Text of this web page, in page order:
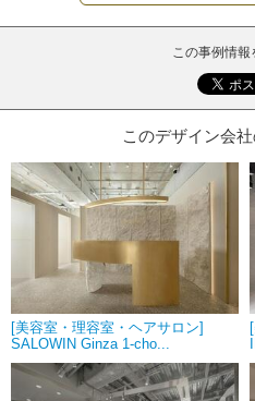
この事例情
このデザイン会
[美容室・理容室・ヘアサロン]
SALOWIN Ginza 1-cho...